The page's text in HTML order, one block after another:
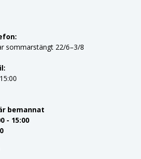
sommarstängt 22/6–3/8
bemannat
- 15:00